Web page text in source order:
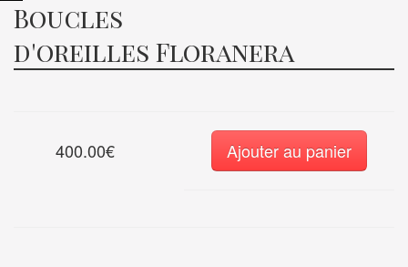
Boucles
d'oreilles Floranera
400.00€ Ajouter au panier